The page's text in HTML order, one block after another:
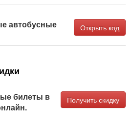
автобусные
Открыть код
билеты в
Получить скидку